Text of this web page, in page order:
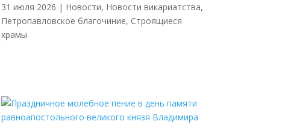
31 июля 2026 | Новости, Новости викариатства,
Петропавловское благочиние, Строящиеся
храмы